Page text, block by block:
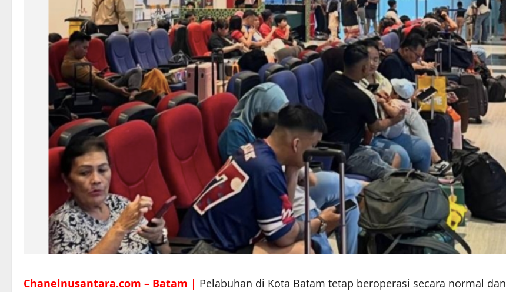
Chanelnusantara.com – Batam | Pelabuhan di Kota Batam tetap beroperasi secara normal dan